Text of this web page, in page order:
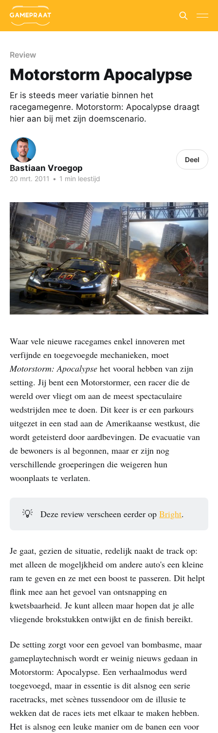
Review
Motorstorm Apocalypse
Er is steeds meer variatie binnen het
racegamegenre. Motorstorm: Apocalypse draagt
hier aan bij met zijn doemscenario.
Bastiaan Vroegop
20 mrt. 2011 • 1 min leestijd
Deel
Waar vele nieuwe racegames enkel innoveren met
verfijnde en toegevoegde mechanieken, moet
Motorstorm: Apocalypse het vooral hebben van zijn
setting. Jij bent een Motorstormer, een racer die de
wereld over vliegt om aan de meest spectaculaire
wedstrijden mee te doen. Dit keer is er een parkours
uitgezet in een stad aan de Amerikaanse westkust, die
wordt geteisterd door aardbevingen. De evacuatie van
de bewoners is al begonnen, maar er zijn nog
verschillende groeperingen die weigeren hun
woonplaats te verlaten.
💡 Deze review verscheen eerder opBright.
Je gaat, gezien de situatie, redelijk naakt de track op:
met alleen de mogeljkheid om andere auto's een kleine
ram te geven en ze met een boost te passeren. Dit helpt
flink mee aan het gevoel van ontsnapping en
kwetsbaarheid. Je kunt alleen maar hopen dat je alle
vliegende brokstukken ontwijkt en de finish bereikt.
De setting zorgt voor een gevoel van bombasme, maar
gameplaytechnisch wordt er weinig nieuws gedaan in
Motorstorm: Apocalypse. Een verhaalmodus werd
toegevoegd, maar in essentie is dit alsnog een serie
racetracks, met scènes tussendoor om de illusie te
wekken dat de races iets met elkaar te maken hebben.
Het is alsnog een leuke manier om de banen een voor